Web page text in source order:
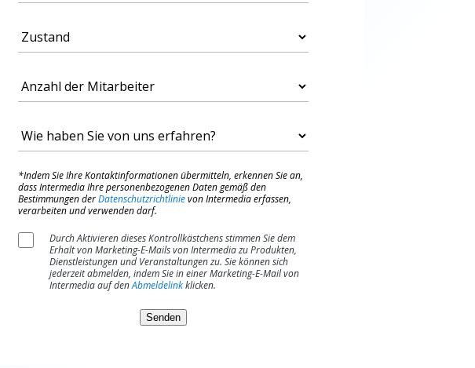
*Indem Sie Ihre Kontaktinformationen übermitteln, erkennen Sie an,
dass Intermedia Ihre personenbezogenen Daten gemäß den
Bestimmungen derDatenschutzrichtlinievon Intermedia erfassen,
verarbeiten und verwenden darf.
Durch Aktivieren dieses Kontrollkästchens stimmen Sie dem
Erhalt von Marketing-E-Mails von Intermedia zu Produkten,
Dienstleistungen und Veranstaltungen zu. Sie können sich
jederzeit abmelden, indem Sie in einer Marketing-E-Mail von
Intermedia auf denAbmeldelinkklicken.
Senden